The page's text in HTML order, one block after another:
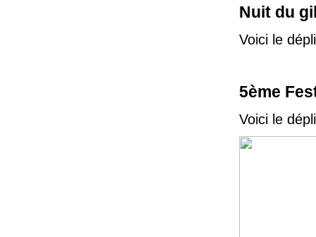
Nuit du
Voici le
5ème
Voici le